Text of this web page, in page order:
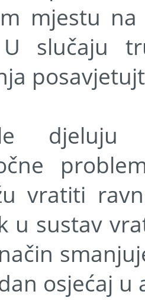
mjestu
U slučaju
vratiti
u sustav
osjećaj